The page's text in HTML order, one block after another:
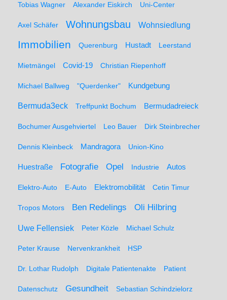
Tobias Wagner Alexander Eiskirch Uni-Center
Axel Schäfer Wohnungsbau Wohnsiedlung
Immobilien Querenburg Hustadt Leerstand
Mietmängel Covid-19 Christian Riepenhoff
Michael Ballweg "Querdenker" Kundgebung
Bermuda3eck Treffpunkt Bochum Bermudadreieck
Bochumer Ausgehviertel Leo Bauer Dirk Steinbrecher
Dennis Kleinbeck Mandragora Union-Kino
Huestraße Fotografie Opel Industrie Autos
Elektro-Auto E-Auto Elektromobilität Cetin Timur
Tropos Motors Ben Redelings Oli Hilbring
Uwe Fellensiek Peter Közle Michael Schulz
Peter Krause Nervenkrankheit HSP
Dr. Lothar Rudolph Digitale Patientenakte Patient
Datenschutz Gesundheit Sebastian Schindzielorz